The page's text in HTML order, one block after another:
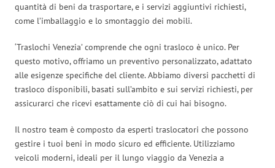
quantità di beni da trasportare, e i servizi aggiuntivi richiesti,
come l’imballaggio e lo smontaggio dei mobili.
‘Traslochi Venezia’ comprende che ogni trasloco è unico. Per
questo motivo, offriamo un preventivo personalizzato, adattato
alle esigenze specifiche del cliente. Abbiamo diversi pacchetti di
trasloco disponibili, basati sull’ambito e sui servizi richiesti, per
assicurarci che ricevi esattamente ciò di cui hai bisogno.
Il nostro team è composto da esperti traslocatori che possono
gestire i tuoi beni in modo sicuro ed efficiente. Utilizziamo
veicoli moderni, ideali per il lungo viaggio da Venezia a